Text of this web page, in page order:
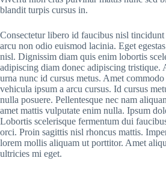
blandit turpis cursus in.
Consectetur libero id faucibus nisl
arcu non odio euismod lacinia. Eget
nisl. Dignissim diam quis enim lobortis
adipiscing diam donec adipiscing tristique.
urna nunc id cursus metus. Amet
vehicula ipsum a arcu cursus. Id cursus
nulla posuere. Pellentesque nec nam
amet mattis vulputate enim nulla. Ipsum
Lobortis scelerisque fermentum dui
orci. Proin sagittis nisl rhoncus mattis.
lorem mollis aliquam ut porttitor. Amet
ultricies mi eget.